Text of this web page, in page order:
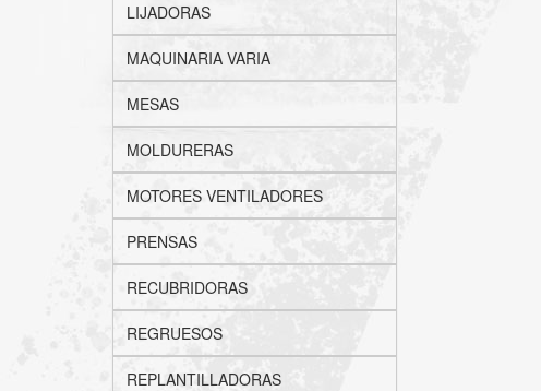
LIJADORAS
MAQUINARIA VARIA
MESAS
MOLDURERAS
MOTORES VENTILADORES
PRENSAS
RECUBRIDORAS
REGRUESOS
REPLANTILLADORAS